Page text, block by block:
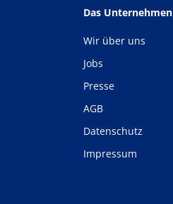
Das Unternehmen
Wir über uns
Jobs
Presse
AGB
Datenschutz
Impressum